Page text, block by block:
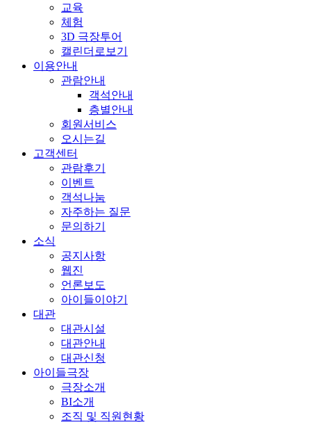
교육
체험
3D 극장투어
캘린더로보기
이용안내
관람안내
객석안내
층별안내
회원서비스
오시는길
고객센터
관람후기
이벤트
객석나눔
자주하는 질문
문의하기
소식
공지사항
웹진
언론보도
아이들이야기
대관
대관시설
대관안내
대관신청
아이들극장
극장소개
BI소개
조직 및 직원현황